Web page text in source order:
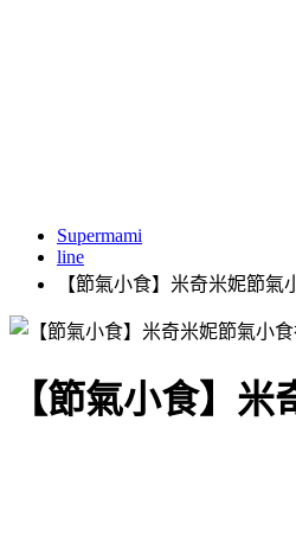
Supermami
line
【節氣小食】米奇米妮節氣
【節氣小食】